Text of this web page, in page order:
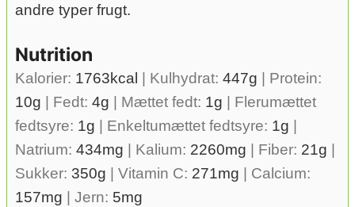
andre typer frugt.
Nutrition
Kalorier: 1763kcal Kulhydrat: 447g
Protein:
10g Fedt: 4g Mættet fedt: 1g
Flerumættet
fedtsyre: 1g Enkeltumættet fedtsyre: 1g
Natrium: 434mg Kalium: 2260mg Fiber: 21g
Sukker: 350g Vitamin C: 271mg
Calcium:
157mg Jern: 5mg